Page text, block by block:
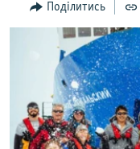
пошукуІНТЕРВ'Ю
ВСЕ ЗА ДЕНЬ
СПЕЦПРОЕКТИ
ДЕПОРТАЦІЯ
ВІДЕОУРОКИ «ELIFBE»
ЯК ОБІЙТИ
Русский
Поділитись